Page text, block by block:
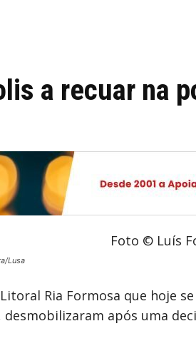
a recuar na
Lusa
Ria Formosa que hoje
após uma